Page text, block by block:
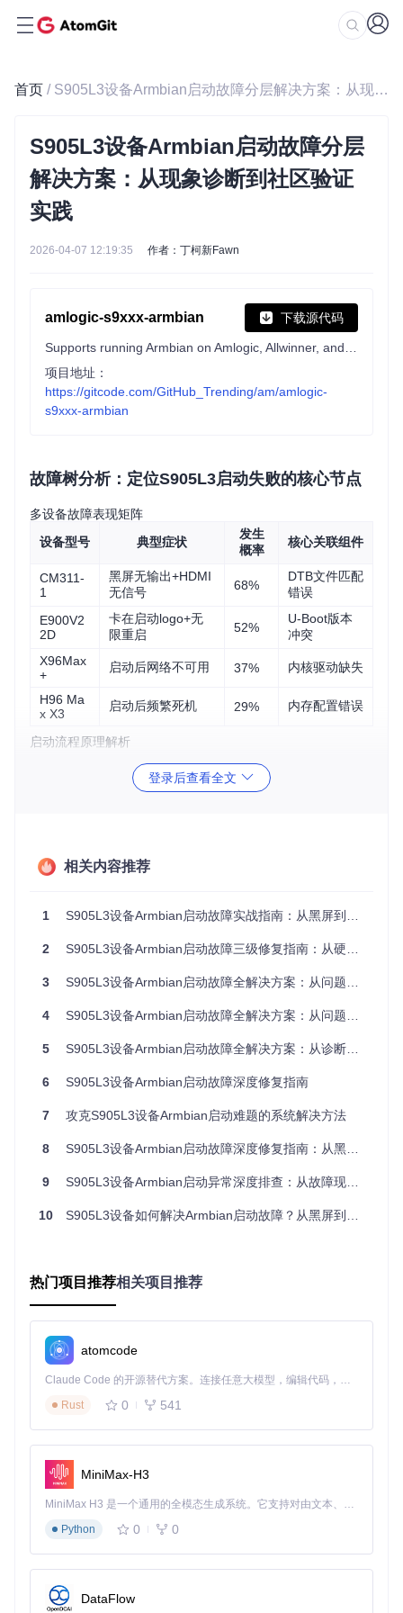
首页 / S905L3设备Armbian启动故障分层解决方案：从现象诊断到社区验证实践
S905L3设备Armbian启动故障分层
解决方案：从现象诊断到社区验证
实践
2026-04-07 12:19:35 作者：丁柯新Fawn
amlogic-s9xxx-armbian 下载源代码
项目地址：
https://gitcode.com/GitHub_Trending/am/amlogic-
s9xxx-armbian
故障树分析：定位S905L3启动失败的核心节点
多设备故障表现矩阵
设备型号
典型症状
发生
概率
核心关联组件
CM311-
1
黑屏无输出+HDMI
无信号
68%
DTB文件匹配
错误
E900V2
2D
卡在启动logo+无
限重启
52%
U-Boot版本
冲突
X96Max
+
启动后网络不可用 37% 内核驱动缺失
H96 Ma
x X3
启动后频繁死机 29% 内存配置错误
启动流程原理解析
Armbian系统在S905L3设备上的启动过程涉及三个关键环节：
用户@linuxserver 2023-11-15验证
分层修复策略：三级递进式解决方案
1. 设备树适配：硬件资源映射修复
cat
/boot/extlinux/extlinux.conf | grep FDT
# 替换为CM311-1专用DTB
原理注解
设备树文件（.dtb）包含硬件寄存器地址、中断映射等关键信
错误的DTB可能导致设备无法启动，建议操作前备份extlinu
对于找不到专用DTB的设备，可尝试使用meson-gxl-s905l3通
用文件并通过fdt_overlays参数补充配置
2. 引导程序更新：U-Boot兼容性修复
操作指令
# 安装阶段指定U-Boot
原理注解
U-Boot负责初始化存储控制器和内存时序，S905L3需要支持E
MMC 5.1协议的专用引导程序
适用内核版本
5.10.y ~ 6.6.y系列内核验证通过
6.12.y系列需使用20240101以后的U-Boot版本
社区案例卡片
登录后查看全文
相关内容推荐
1 S905L3设备Armbian启动故障实战指南：从黑屏到稳定运行的完整解决方案
2 S905L3设备Armbian启动故障三级修复指南：从硬件适配到驱动优化的全流程解决方案
3 S905L3设备Armbian启动故障全解决方案：从问题诊断到系统优化
4 S905L3设备Armbian启动故障全解决方案：从问题诊断到系统优化
5 S905L3设备Armbian启动故障全解决方案：从诊断到优化的系统方法
6 S905L3设备Armbian启动故障深度修复指南
7 攻克S905L3设备Armbian启动难题的系统解决方法
8 S905L3设备Armbian启动故障深度修复指南：从黑屏到稳定运行的全流程解决方案
9 S905L3设备Armbian启动异常深度排查：从故障现象到根源修复
10 S905L3设备如何解决Armbian启动故障？从黑屏到开机的完整指南
热门项目推荐相关项目推荐
atomcode
Claude Code 的开源替代方案。连接任意大模型，编辑代码，运行命令，自动验证 — 全自动执行。用 Rust 构建，极致性能。 ｜ An open-source alternative to Claude Code. Connect any LLM, edit code, run commands, and verify changes — autonomously. Built in Rust for speed. Get Started
Rust
0 541
MiniMax-H3
MiniMax H3 是一个通用的全模态生成系统。它支持对由文本、图像、视频和音频组成的多模态上下文进行统一理解，并能生成分辨率高达 2K、时长可达 15 秒的带原生立体声音频的视频。得益于面向任务泛化的系统设计，H3 在预训练阶段就已具备广泛的多模态上下文理解与生成能力，能够出色地执行复杂的多模态指令。
Python
0 0
DataFlow